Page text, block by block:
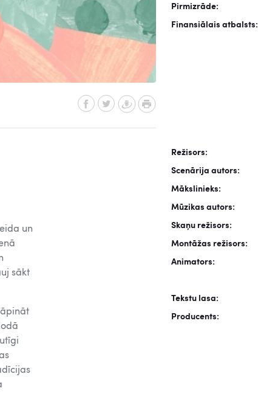
un
sākt
Pirmizrāde:
Finansiālais atbalsts:
Režisors:
Scenārija autors:
Mākslinieks:
Mūzikas autors:
Skaņu režisors:
Montāžas režisors:
Animators:
Tekstu lasa:
Producents: